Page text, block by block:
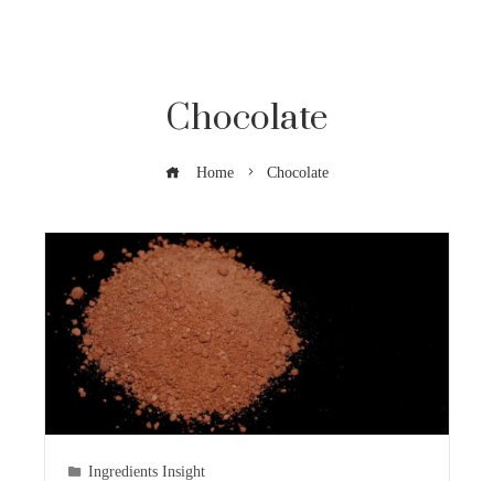
Chocolate
Home Chocolate
Ingredients Insight